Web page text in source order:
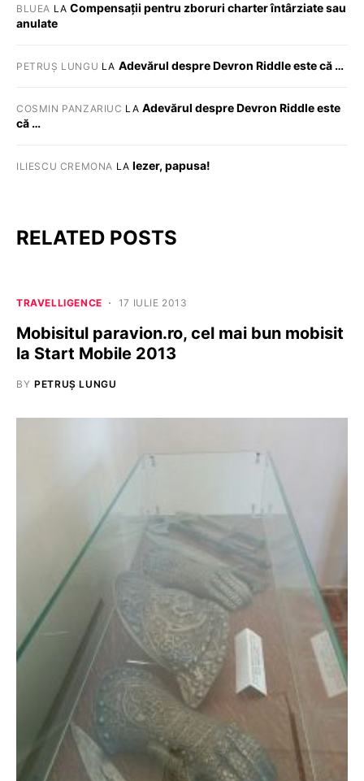
BLUEA LACompensații pentru zboruri charter întârziate sau
anulate
PETRUȘ LUNGU LA Adevărul despre Devron Riddle este că …
COSMIN PANZARIUC LA Adevărul despre Devron Riddle este
că …
ILIESCU CREMONA LA Iezer, papusa!
RELATED POSTS
TRAVELLIGENCE 17 IULIE 2013
Mobisitul paravion.ro, cel mai bun mobisit
la Start Mobile 2013
BY PETRUȘ LUNGU